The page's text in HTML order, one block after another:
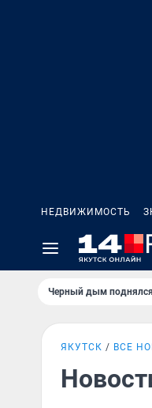
НЕДВИЖИМОСТЬ
Черный дым
ЯКУТСК ВСЕ